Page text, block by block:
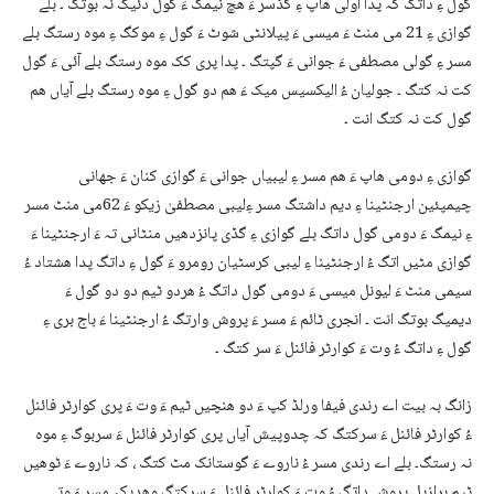
گوازی ءِ 21 می منٹ ءَ میسی ءَ پیلانٹی شوٹ ءَ گول ءِ موکگ ءِ موہ رستگ بلے
مسر ءِ گولی مصطفی ءَ جوانی ءَ گپتگ ۔ پدا پری کک موہ رستگ بلے آئی ءَ گول
کت نہ کتگ ۔ جولیان ءُ الیکسیس میک ءَ ھم دو گول ءِ موہ رستگ بلے آیاں ھم
گول کت نہ کتگ انت ۔
گوازی ءِ دومی ھاپ ءَ ھم مسر ءِ لیبیاں جوانی ءَ گوازی کنان ءَ جھانی
چیمپئین ارجنٹینا ءِ دیم داشتگ مسر ءِلیبی مصطفیٰ زیکو ءَ 62می منٹ مسر
ءِ نیمگ ءَ دومی گول داتگ بلے گوازی ءِ گڈی پانزدھیں منٹانی تہ ءَ ارجنٹینا ءَ
گوازی مٹیں اتگ ءُ ارجنٹینا ءِ لیبی کرسٹیان رومرو ءَ گول ءِ داتگ پدا ھشتاد ءُ
سیمی منٹ ءَ لیونل میسی ءَ دومی گول داتگ ءُ ھردو ٹیم دو دو گول ءَ
دیمیگ بوتگ انت ۔ انجری ٹائم ءَ مسر ءَ پروش وارتگ ءُ ارجنٹینا ءَ باج بری ءِ
گول ءِ داتگ ءُ وت ءَ کوارٹر فائنل ءَ سر کتگ ۔
زانگ بہ بیت اے رندی فیفا ورلڈ کپ ءَ دو ھنچیں ٹیم ءَ وت ءَ پری کوارٹر فائنل
ءُ کوارٹر فائنل ءَ سرکتگ کہ چدوپیش آیاں پری کوارٹر فائنل ءَ سربوگ ءِ موہ
نہ رستگ۔ بلے اے رندی مسر ءُ ناروے ءَ گوستانک مٹ کتگ ، کہ ناروے ءَ ٹوھیں